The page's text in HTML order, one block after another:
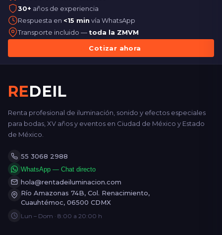
30+ años de experiencia
Respuesta en <15 min vía WhatsApp
Transporte incluido — toda la ZMVM
Cotizar ahora
REDEIL
Renta profesional de iluminación, sonido y efectos especiales
para bodas, XV años y eventos en Ciudad de México y Estado
de México.
55 3068 2988
WhatsApp — Chat directo
hola@rentadeiluminacion.com
Río Amazonas 74B, Col. Renacimiento,
Cuauhtémoc, 06500 CDMX
Lun – Dom · 8:00 a 20:00 h